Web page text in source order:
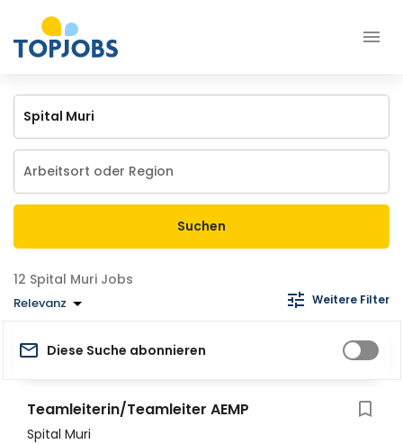
Suchen
Spital Muri Jobs
Relevanz Weitere Filter
Diese Suche abonnieren
Teamleiterin/Teamleiter AEMP
Spital Muri